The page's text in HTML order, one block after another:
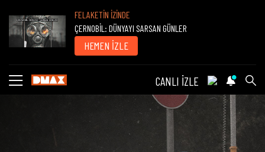
FELAKETİN İZİNDE
ÇERNOBİL: DÜNYAYI SARSAN GÜNLER
HEMEN İZLE
CANLI İZLE